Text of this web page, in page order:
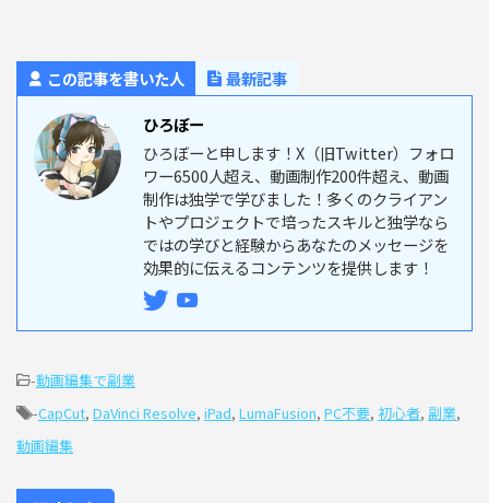
この記事を書いた人
最新記事
ひろぼー
ひろぼーと申します！X（旧Twitter）フォロ
ワー6500人超え、動画制作200件超え、動画
制作は独学で学びました！多くのクライアン
トやプロジェクトで培ったスキルと独学なら
ではの学びと経験からあなたのメッセージを
効果的に伝えるコンテンツを提供します！
-動画編集で副業
-CapCut, DaVinci Resolve, iPad, LumaFusion, PC不要, 初心者, 副業,
動画編集